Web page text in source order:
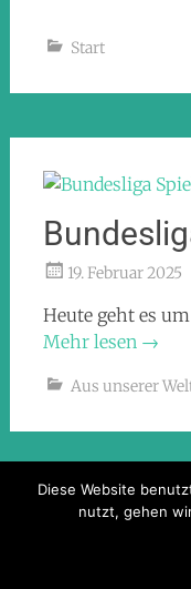
Start
19. Februar 2025
Heute geht es
Mehr lesen →
Aus unserer
Neue
Diese Website
nutzt, gehen